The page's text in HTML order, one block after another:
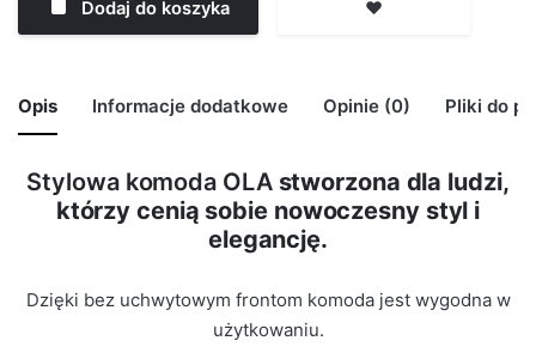
Dodaj do koszyka ❤️
Opis Informacje dodatkowe Opinie (0) Pliki do
Stylowa komoda OLAstworzona dla ludzi,
którzy cenią sobie nowoczesny styl i
elegancję.
Dzięki bez uchwytowym frontom komoda jest wygodna w
użytkowaniu.
Waga 29 kg
🙁 Nie ma jeszcze opinii o tym produkcie..
Only logged in customers who have purchased this